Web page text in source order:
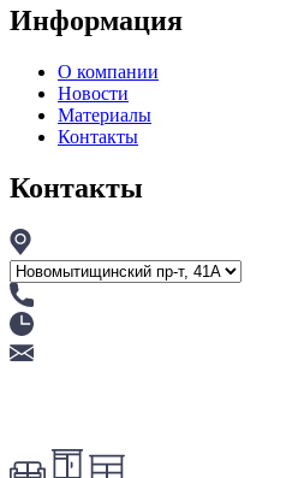
Информация
О компании
Новости
Материалы
Контакты
Контакты